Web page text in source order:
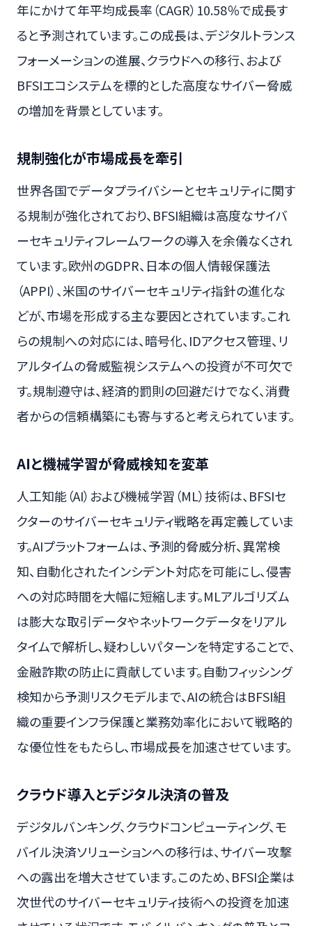
年にかけて年平均成長率（CAGR）10.58％で成長す
ると予測されています。この成長は、デジタルトランス
フォーメーションの進展、クラウドへの移行、および
BFSIエコシステムを標的とした高度なサイバー脅威
の増加を背景としています。
規制強化が市場成長を牽引
世界各国でデータプライバシーとセキュリティに関す
る規制が強化されており、BFSI組織は高度なサイバ
ーセキュリティフレームワークの導入を余儀なくされ
ています。欧州のGDPR、日本の個人情報保護法
（APPI）、米国のサイバーセキュリティ指針の進化な
どが、市場を形成する主な要因とされています。これ
らの規制への対応には、暗号化、IDアクセス管理、リ
アルタイムの脅威監視システムへの投資が不可欠で
す。規制遵守は、経済的罰則の回避だけでなく、消費
者からの信頼構築にも寄与すると考えられています。
AIと機械学習が脅威検知を変革
人工知能（AI）および機械学習（ML）技術は、BFSIセ
クターのサイバーセキュリティ戦略を再定義していま
す。AIプラットフォームは、予測的脅威分析、異常検
知、自動化されたインシデント対応を可能にし、侵害
への対応時間を大幅に短縮します。MLアルゴリズム
は膨大な取引データやネットワークデータをリアル
タイムで解析し、疑わしいパターンを特定することで、
金融詐欺の防止に貢献しています。自動フィッシング
検知から予測リスクモデルまで、AIの統合はBFSI組
織の重要インフラ保護と業務効率化において戦略的
な優位性をもたらし、市場成長を加速させています。
クラウド導入とデジタル決済の普及
デジタルバンキング、クラウドコンピューティング、モ
バイル決済ソリューションへの移行は、サイバー攻撃
への露出を増大させています。このため、BFSI企業は
次世代のサイバーセキュリティ技術への投資を加速